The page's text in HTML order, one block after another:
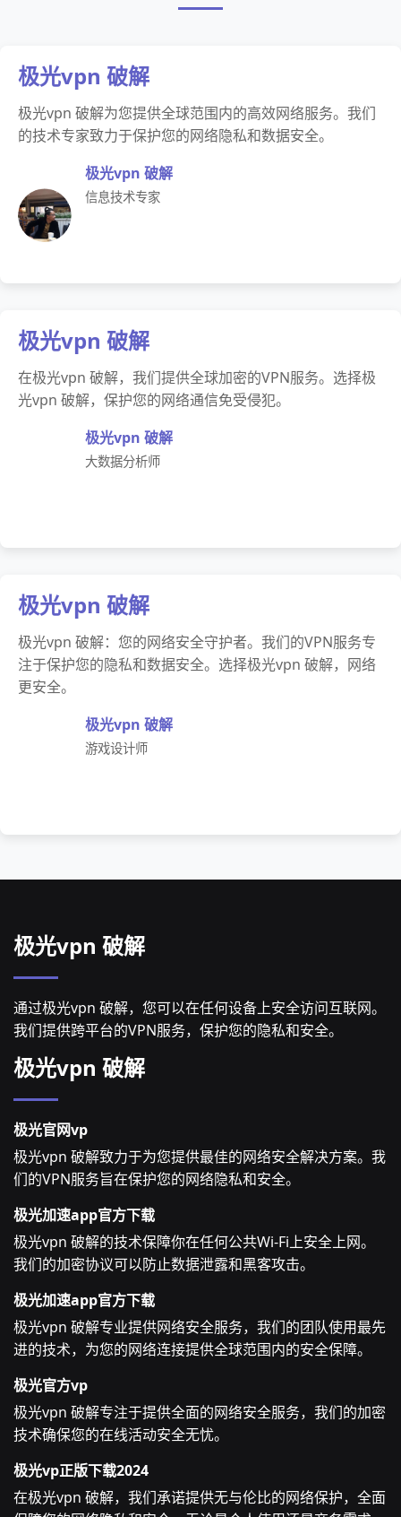
极光vpn 破解
极光vpn 破解为您提供全球范围内的高效网络服务。我们
的技术专家致力于保护您的网络隐私和数据安全。
极光vpn 破解
信息技术专家
极光vpn 破解
在极光vpn 破解，我们提供全球加密的VPN服务。选择极
光vpn 破解，保护您的网络通信免受侵犯。
极光vpn 破解
大数据分析师
极光vpn 破解
极光vpn 破解：您的网络安全守护者。我们的VPN服务专
注于保护您的隐私和数据安全。选择极光vpn 破解，网络
更安全。
极光vpn 破解
游戏设计师
极光vpn 破解
通过极光vpn 破解，您可以在任何设备上安全访问互联网。
我们提供跨平台的VPN服务，保护您的隐私和安全。
极光vpn 破解
极光官网vp
极光vpn 破解致力于为您提供最佳的网络安全解决方案。我
们的VPN服务旨在保护您的网络隐私和安全。
极光加速app官方下载
极光vpn 破解的技术保障你在任何公共Wi-Fi上安全上网。
我们的加密协议可以防止数据泄露和黑客攻击。
极光加速app官方下载
极光vpn 破解专业提供网络安全服务，我们的团队使用最先
进的技术，为您的网络连接提供全球范围内的安全保障。
极光官方vp
极光vpn 破解专注于提供全面的网络安全服务，我们的加密
技术确保您的在线活动安全无忧。
极光vp正版下载2024
在极光vpn 破解，我们承诺提供无与伦比的网络保护，全面